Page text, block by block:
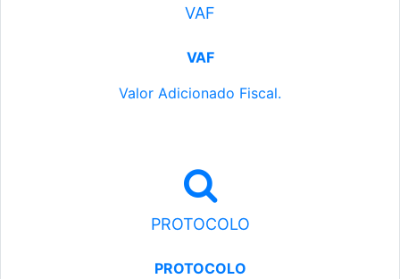
VAF
VAF
Valor Adicionado Fiscal.
PROTOCOLO
PROTOCOLO